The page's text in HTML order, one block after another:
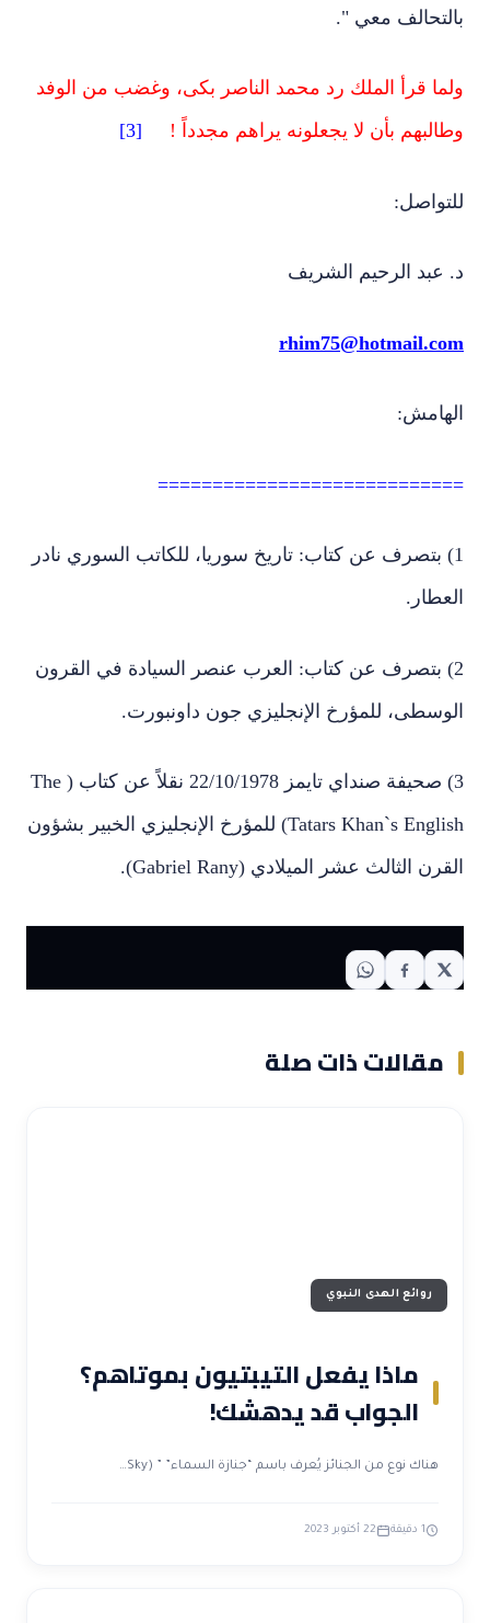
بالتحالف معي ".
ولما قرأ الملك رد محمد الناصر بكى، وغضب من الوفد
وطالبهم بأن لا يجعلونه يراهم مجدداً ! [3]
للتواصل:
د. عبد الرحيم الشريف
rhim75@hotmail.com
الهامش:
============================
1) بتصرف عن كتاب: تاريخ سوريا، للكاتب السوري نادر
العطار.
2) بتصرف عن كتاب: العرب عنصر السيادة في القرون
الوسطى، للمؤرخ الإنجليزي جون داونبورت.
3) صحيفة صنداي تايمز 22/10/1978 نقلاً عن كتاب (
The
Tatars Khan`s English) للمؤرخ الإنجليزي الخبير بشؤون
القرن الثالث عشر الميلادي (Gabriel Rany
).
مقالات ذات صلة
روائع الهدى النبوي
ماذا يفعل التيبتيون بموتاهم؟
الجواب قد يدهشك!
هناك نوع من الجنائز يُعرف باسم “جنازة السماء” ” (Sky…
1 دقيقة 22 أكتوبر 2023